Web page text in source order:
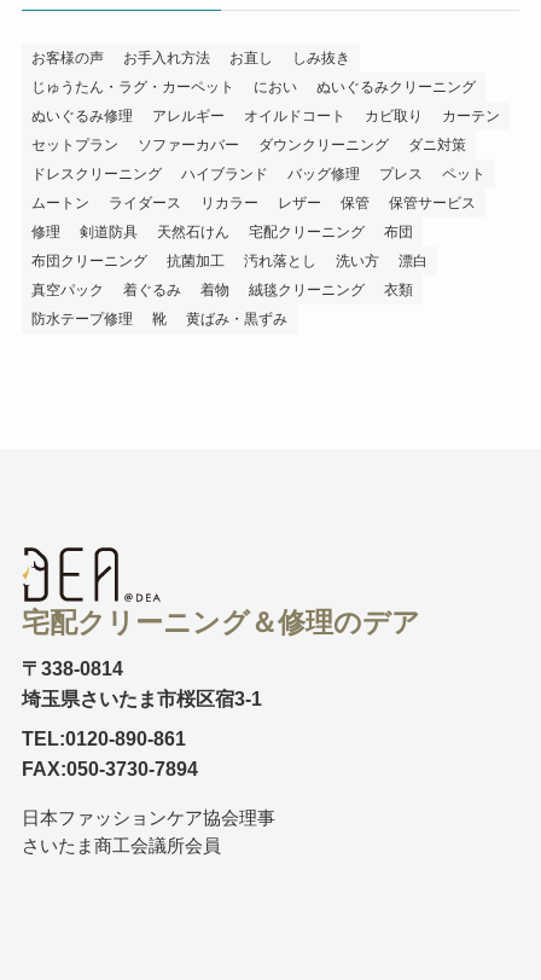
お客様の声 お手入れ方法 お直し
しみ抜き
じゅうたん・ラグ・カーペット
におい
ぬいぐるみクリーニング
ぬいぐるみ修理
アレルギー オイルドコート カビ取り
カーテン
セットプラン
ソファーカバー ダウンクリーニング
ダニ対策
ドレスクリーニング
ハイブランド バッグ修理 プレス
ペット
ムートン
ライダース リカラー レザー 保管
保管サービス
修理
剣道防具 天然石けん 宅配クリーニング
布団
布団クリーニング
抗菌加工 汚れ落とし 洗い方
漂白
真空パック
着ぐるみ 着物 絨毯クリーニング
衣類
防水テープ修理
靴 黄ばみ・黒ずみ
宅配クリーニング＆修理のデア
〒338-0814
埼玉県さいたま市桜区宿3-1
TEL:0120-890-861
FAX:050-3730-7894
日本ファッションケア協会理事
さいたま商工会議所会員